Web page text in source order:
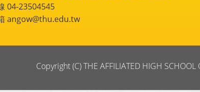
04-23504545
angow@thu.edu.tw
Copyright (C) THE AFFILIATED HIGH SCHOOL